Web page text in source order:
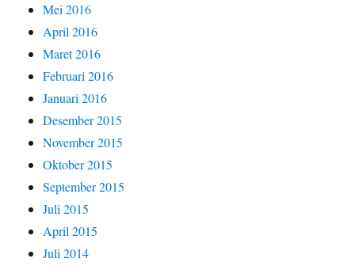
Mei 2016
April 2016
Maret 2016
Februari 2016
Januari 2016
Desember 2015
November 2015
Oktober 2015
September 2015
Juli 2015
April 2015
Juli 2014